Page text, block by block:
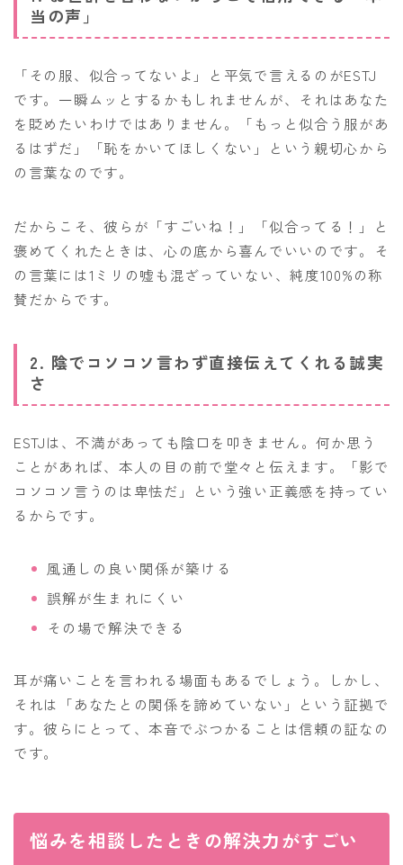
当の声」
「その服、似合ってないよ」と平気で言えるのがESTJ
です。一瞬ムッとするかもしれませんが、それはあなた
を貶めたいわけではありません。「もっと似合う服があ
るはずだ」「恥をかいてほしくない」という親切心から
の言葉なのです。
だからこそ、彼らが「すごいね！」「似合ってる！」と
褒めてくれたときは、心の底から喜んでいいのです。そ
の言葉には1ミリの嘘も混ざっていない、純度100%の称
賛だからです。
2. 陰でコソコソ言わず直接伝えてくれる誠実
さ
ESTJは、不満があっても陰口を叩きません。何か思う
ことがあれば、本人の目の前で堂々と伝えます。「影で
コソコソ言うのは卑怯だ」という強い正義感を持ってい
るからです。
風通しの良い関係が築ける
誤解が生まれにくい
その場で解決できる
耳が痛いことを言われる場面もあるでしょう。しかし、
それは「あなたとの関係を諦めていない」という証拠で
す。彼らにとって、本音でぶつかることは信頼の証なの
です。
悩みを相談したときの解決力がすごい